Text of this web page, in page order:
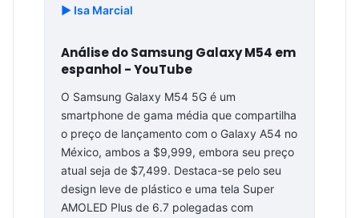
▶️ Isa Marcial
Análise do Samsung Galaxy M54 em
espanhol - YouTube
O Samsung Galaxy M54 5G é um
smartphone de gama média que compartilha
o preço de lançamento com o Galaxy A54 no
México, ambos a $9,999, embora seu preço
atual seja de $7,499. Destaca-se pelo seu
design leve de plástico e uma tela Super
AMOLED Plus de 6.7 polegadas com